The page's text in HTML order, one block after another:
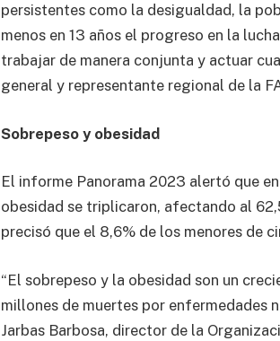
persistentes como la desigualdad, la
menos en 13 años el progreso en la
trabajar de manera conjunta y actuar
general y representante regional de la
Sobrepeso y obesidad
El informe Panorama 2023 alertó que
obesidad se triplicaron, afectando al
precisó que el 8,6% de los menores de
“El sobrepeso y la obesidad son un
millones de muertes por enfermedades
Jarbas Barbosa, director de la